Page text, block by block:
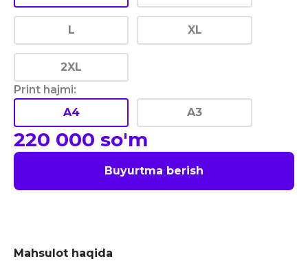
L XL
2XL
Print hajmi:
A4
A3
220 000 so'm
Buyurtma berish
Mahsulot haqida